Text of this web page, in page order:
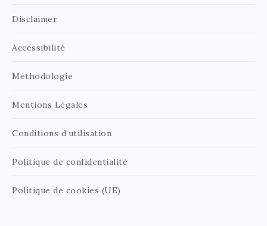
Disclaimer
Accessibilité
Méthodologie
Mentions Légales
Conditions d’utilisation
Politique de confidentialité
Politique de cookies (UE)